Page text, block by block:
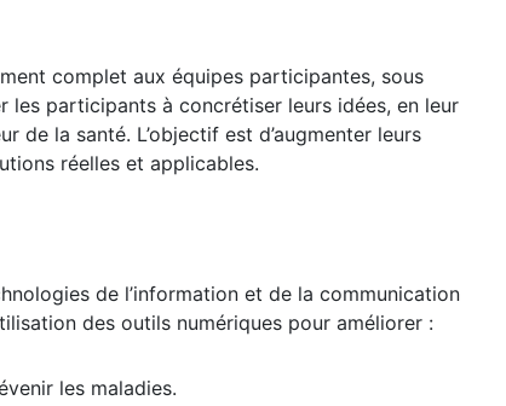
complet aux équipes participantes, sous
participants à concrétiser leurs idées, en leur
de la santé. L’objectif est d’augmenter leurs
réelles et applicables.
de l’information et de la communication
des outils numériques pour améliorer :
les maladies.